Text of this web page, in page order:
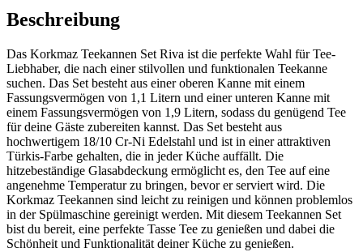
Beschreibung
Das Korkmaz Teekannen Set Riva ist die perfekte Wahl für Tee-
Liebhaber, die nach einer stilvollen und funktionalen Teekanne
suchen. Das Set besteht aus einer oberen Kanne mit einem
Fassungsvermögen von 1,1 Litern und einer unteren Kanne mit
einem Fassungsvermögen von 1,9 Litern, sodass du genügend Tee
für deine Gäste zubereiten kannst. Das Set besteht aus
hochwertigem 18/10 Cr-Ni Edelstahl und ist in einer attraktiven
Türkis-Farbe gehalten, die in jeder Küche auffällt. Die
hitzebeständige Glasabdeckung ermöglicht es, den Tee auf eine
angenehme Temperatur zu bringen, bevor er serviert wird. Die
Korkmaz Teekannen sind leicht zu reinigen und können problemlos
in der Spülmaschine gereinigt werden. Mit diesem Teekannen Set
bist du bereit, eine perfekte Tasse Tee zu genießen und dabei die
Schönheit und Funktionalität deiner Küche zu genießen.